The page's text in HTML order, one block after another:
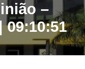
–
09:10:51